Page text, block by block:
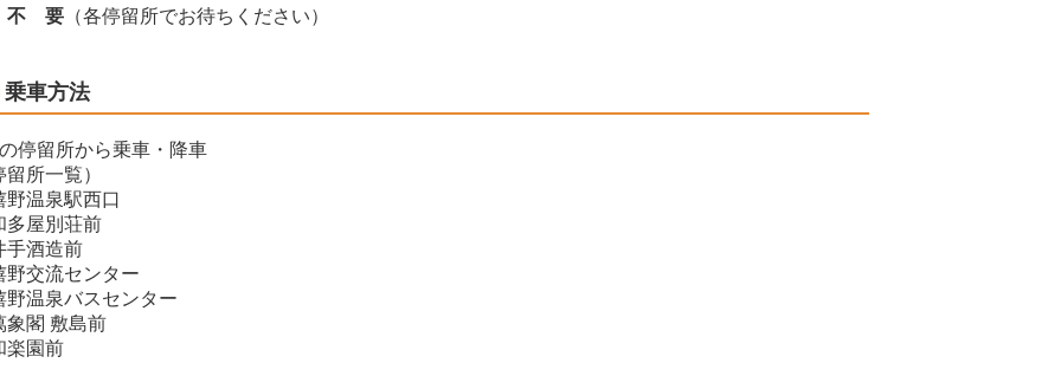
不 要 （各停留所でお待ちください）
乗車方法
停留所から乗車・降車
留所一覧）
野温泉駅西口
多屋別荘前
手酒造前
野交流センター
野温泉バスセンター
象閣 敷島前
楽園前